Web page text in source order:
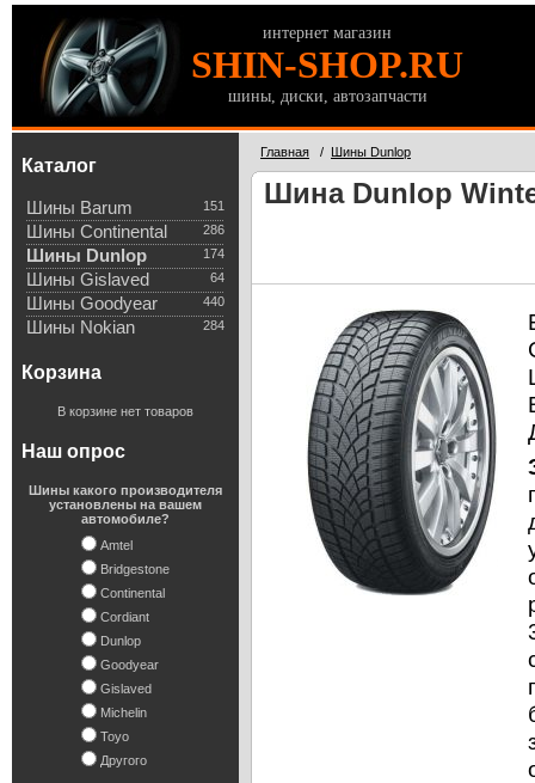
интернет магазин
SHIN-SHOP.RU
шины, диски, автозапчасти
Каталог
151
Шины Barum
286
Шины Continental
174
Шины Dunlop
64
Шины Gislaved
440
Шины Goodyear
284
Шины Nokian
Корзина
В корзине нет товаров
Наш опрос
Шины какого производителя
установлены на вашем
автомобиле?
Amtel
Bridgestone
Continental
Cordiant
Dunlop
Goodyear
Gislaved
Michelin
Toyo
Другого
Главная / Шины Dunlop
Шина Dunlop